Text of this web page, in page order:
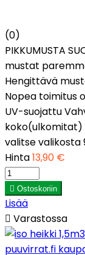
(0)
PIKKUMUSTA
mustat
Hengittävä
Nopea toimitus
UV-suojattu
koko(ulkomitat)
valitse valikosta
Hinta13,90 €
 Ostoskoriin
Lisää
 Varastossa